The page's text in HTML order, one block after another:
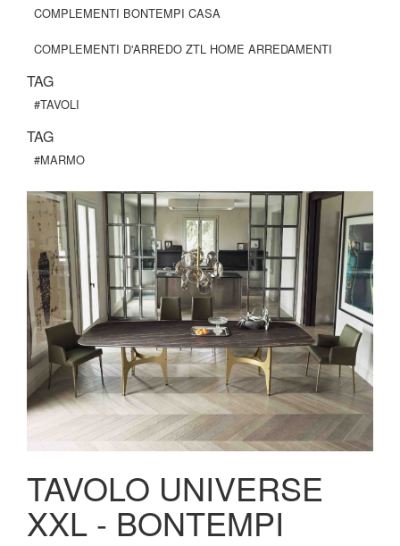
COMPLEMENTI BONTEMPI CASA
COMPLEMENTI D'ARREDO ZTL HOME ARREDAMENTI
TAG
#TAVOLI
TAG
#MARMO
TAVOLO UNIVERSE
XXL - BONTEMPI